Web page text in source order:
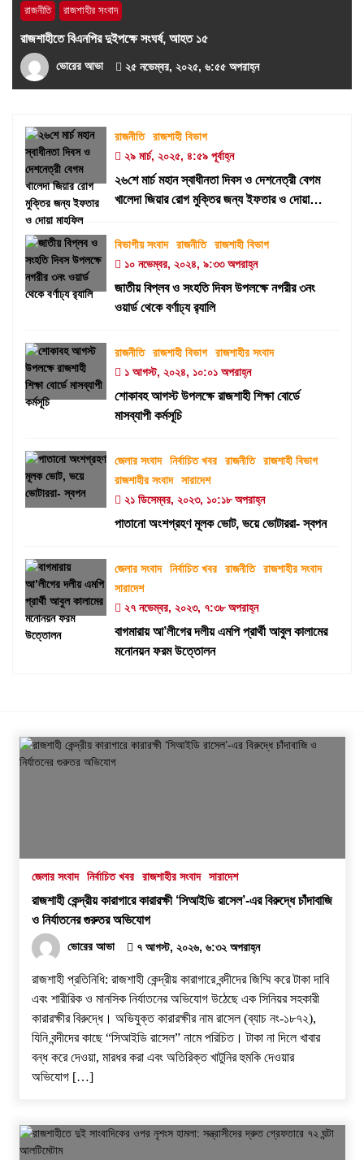
রাজনীতি রাজশাহীর সংবাদ
রাজশাহীতে বিএনপির দুইপক্ষে সংঘর্ষ, আহত ১৫
ভোরের আভা ২৫ নভেম্বর, ২০২৫, ৬:৫৫ অপরাহ্ন
রাজনীতি
রাজশাহী বিভাগ
২৯ মার্চ, ২০২৫, ৪:৫৯ পূর্বাহ্ন
২৬শে মার্চ মহান স্বাধীনতা দিবস ও দেশনেত্রী বেগম
খালেদা জিয়ার রোগ মুক্তির জন্য ইফতার ও দোয়া
বিভাগীয় সংবাদ রাজনীতি
রাজশাহী বিভাগ
১০ নভেম্বর, ২০২৪, ৯:৩৩ অপরাহ্ন
জাতীয় বিপ্লব ও সংহতি দিবস উপলক্ষে নগরীর ৩নং
ওয়ার্ড থেকে বর্ণাঢ্য র‍্যালি
রাজনীতি রাজশাহী বিভাগ
রাজশাহীর সংবাদ
১ আগস্ট, ২০২৪, ১০:০১ অপরাহ্ন
শোকাবহ আগস্ট উপলক্ষে রাজশাহী শিক্ষা বোর্ডে
মাসব্যাপী কর্মসূচি
জেলার সংবাদ নির্বাচিত খবর রাজনীতি
রাজশাহী বিভাগ
রাজশাহীর সংবাদ
সারাদেশ
২১ ডিসেম্বর, ২০২৩, ১০:১৮ অপরাহ্ন
পাতানো অংশগ্রহণ মূলক ভোট, ভয়ে ভোটাররা- স্বপন
জেলার সংবাদ নির্বাচিত খবর রাজনীতি
রাজশাহীর সংবাদ
সারাদেশ
২৭ নভেম্বর, ২০২৩, ৭:৩৮ অপরাহ্ন
বাগমারায় আ’লীগের দলীয় এমপি প্রার্থী আবুল কালামের
মনোনয়ন ফরম উত্তোলন
জেলার সংবাদ নির্বাচিত খবর রাজশাহীর সংবাদ সারাদেশ
রাজশাহী কেন্দ্রীয় কারাগারে কারারক্ষী ‘সিআইডি রাসেল’-এর বিরুদ্ধে চাঁদাবাজি
ও নির্যাতনের গুরুতর অভিযোগ
ভোরের আভা ৭ আগস্ট, ২০২৬, ৬:৩২ অপরাহ্ন
রাজশাহী প্রতিনিধি: রাজশাহী কেন্দ্রীয় কারাগারে বন্দীদের জিম্মি করে টাকা দাবি
এবং শারীরিক ও মানসিক নির্যাতনের অভিযোগ উঠেছে এক সিনিয়র সহকারী
কারারক্ষীর বিরুদ্ধে। অভিযুক্ত কারারক্ষীর নাম রাসেল (ব্যাচ নং-১৮৭২),
যিনি বন্দীদের কাছে “সিআইডি রাসেল” নামে পরিচিত। টাকা না দিলে খাবার
বন্ধ করে দেওয়া, মারধর করা এবং অতিরিক্ত খাটুনির হুমকি দেওয়ার
অভিযোগ […]